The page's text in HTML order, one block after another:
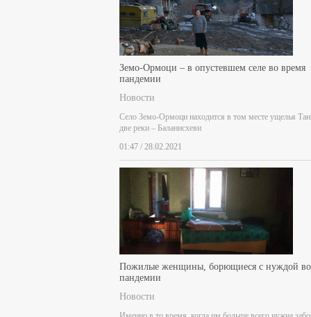
Земо-Ормоци – в опустевшем селе во время
пандемии
Новости
Село Земо-Ормоци находится в том месте ущелья
две реки – Баланисхеви
01:47 / 28.02.2021
Пожилые женщины, борющиеся с нуждой во
пандемии
Новости